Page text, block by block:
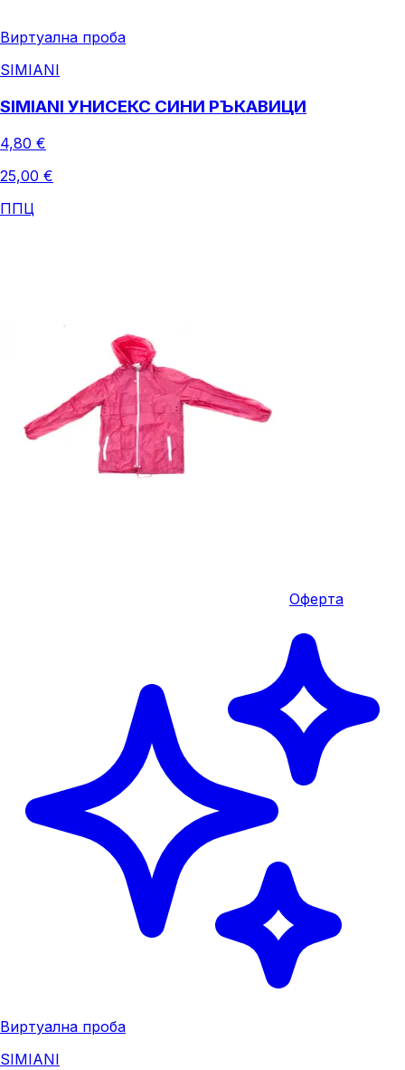
Виртуална проба
SIMIANI
SIMIANI УНИСЕКС СИНИ РЪКАВИЦИ
4,80 €
25,00 €
ППЦ
Оферта
Виртуална проба
SIMIANI